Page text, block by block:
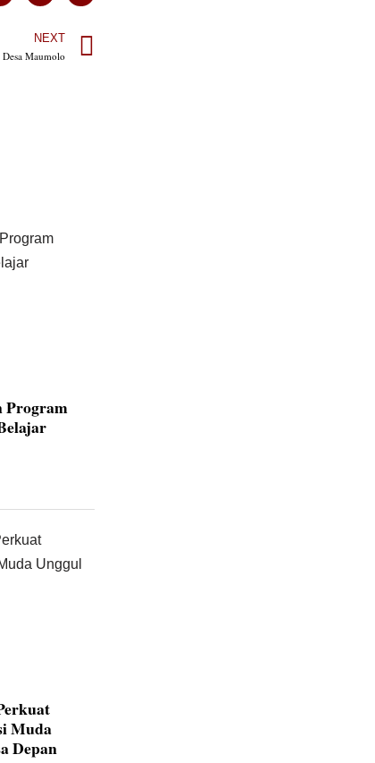
NEXT
Maumolo
Program
Muda
Depan